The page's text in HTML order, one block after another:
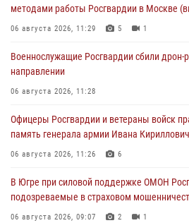
методами работы Росгвардии в Москве
06 августа 2026, 11:29 5 1
Военнослужащие Росгвардии сбили
направлении
06 августа 2026, 11:28
Офицеры Росгвардии и ветераны войск
память генерала армии Ивана
06 августа 2026, 11:26 6
В Югре при силовой поддержке ОМОН
подозреваемые в страховом
06 августа 2026, 09:07 2 1